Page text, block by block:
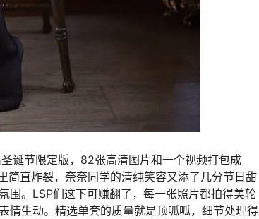
诞节限定版，82张高清图片和一个视频打包成
直炸裂，奈奈同学的清纯笑容又添了几分节日甜
围。LSP们这下可赚翻了，每一张照片都拍得美轮
情生动。精选单套的质量就是顶呱呱，细节处理得